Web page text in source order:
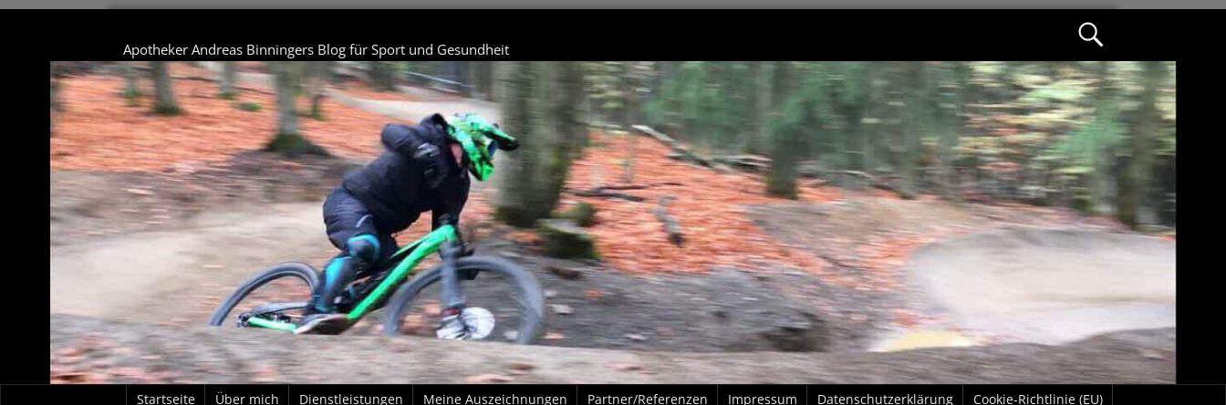
Apotheker Andreas Binningers Blog für Sport und Gesundheit
Startseite Über mich Dienstleistungen Meine Auszeichnungen Partner/Referenzen Impressum Datenschutzerklärung
Cookie-Richtlinie (EU)